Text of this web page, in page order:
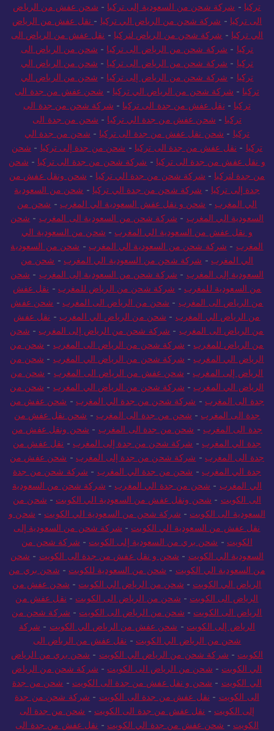
تركيا - شركة شحن من السعودية إلى تركيا - شحن عفش من الرياض
الى تركيا - شركة شحن من الرياض الي تركيا - نقل عفش من الرياض
الي تركيا - شركة شحن من الرياض لتركيا - نقل عفش من الرياض الى
تركيا - شركة شحن من الرياض الى تركيا - شحن من الرياض الى
تركيا - شركة شحن من الرياض الى تركيا - شحن من الرياض الي
تركيا - شركة شحن من الرياض إلى تركيا - شحن من الرياض الي
تركيا - شركة شحن من الرياض الي تركيا - شحن عفش من جدة الى
تركيا - نقل عفش من جدة الى تركيا - شركة شحن من جدة الى
تركيا - شحن عفش من جدة الي تركيا - شحن من جدة الى
تركيا - شحن نقل عفش من جدة الى تركيا - شحن من جدة الي
تركيا - نقل عفش من جدة الى تركيا - شحن من جدة إلى تركيا - شحن
و نقل عفش من جدة الى تركيا - شركة شحن من جدة الى تركيا - شحن
من جدة لتركيا - شركة شحن من جدة الي تركيا - شحن ونقل عفش من
جدة إلى تركيا - شركة شحن من جدة الي تركيا - شحن من السعودية
الي المغرب - شحن و نقل عفش السعودية الي المغرب - شحن من
السعودية الي المغرب - شركة شحن من السعودية الى المغرب - شحن
و نقل عفش من السعودية الي المغرب - شحن من السعودية الي
المغرب - شركة شحن من السعودية الي المغرب - شحن من السعودية
الي المغرب - شركة شحن من السعودية الي المغرب - شحن من
السعودية إلى المغرب - شركة شحن من السعودية إلى المغرب - شحن
من السعودية للمغرب - شركة شحن من الرياض للمغرب - نقل عفش
من الرياض الى المغرب - شحن من الرياض الى المغرب - شحن عفش
من الرياض الي المغرب - شحن من الرياض الي المغرب - نقل عفش
من الرياض الى المغرب - شركة شحن من الرياض إلى المغرب - شحن
من الرياض للمغرب - شركة شحن من الرياض الى المغرب - شحن من
الرياض الي المغرب - شركة شحن من الرياض الي المغرب - شحن من
الرياض إلى المغرب - شحن عفش من الرياض الى المغرب - شحن من
الرياض الي المغرب - شركة شحن من الرياض الي المغرب - شحن من
جدة الى المغرب - شركة شحن من جدة الي المغرب - شحن عفش من
جدة الى المغرب - شحن من جدة الى المغرب - شحن نقل عفش من
جدة الى المغرب - شحن من جدة الى المغرب - شحن ونقل عفش من
جدة الي المغرب - شركة شحن من جدة إلى المغرب - نقل عفش من
جدة الى المغرب - شركة شحن من جدة إلى المغرب - شحن عفش من
جدة الي المغرب - شحن من جدة الي المغرب - شركة شحن من جدة
الي المغرب - شحن من جدة الي المغرب - شركة شحن من السعودية
الى الكويت - شحن ونقل عفش من السعودية الي الكويت - شحن من
السعودية الى الكويت - شركة شحن من السعودية الي الكويت - شحن و
نقل عفش من السعودية الي الكويت - شركة شحن من السعودية إلى
الكويت - شحن بري من السعودية إلى الكويت - شركة شحن من
السعودية الي الكويت - شحن و نقل عفش من جدة الى الكويت - شحن
من السعودية الي الكويت - شحن من السعودية للكويت - شحن بري من
الرياض الي الكويت - شحن من الرياض الي الكويت - شحن عفش من
الرياض الى الكويت - شحن من الرياض الى الكويت - نقل عفش من
الرياض الى الكويت - شحن من الرياض الى الكويت - شركة شحن من
الرياض إلى الكويت - شحن عفش من الرياض الي الكويت - شركة
شحن من الرياض الي الكويت - نقل عفش من الرياض الى
الكويت - شركة شحن من الرياض الي الكويت - شحن بري من الرياض
الي الكويت - شحن من الرياض الى الكويت - شركة شحن من الرياض
الي الكويت - شحن و نقل عفش من جدة الى الكويت - شحن من جدة
الى الكويت - نقل عفش من جدة الى الكويت - شركة شحن من جدة
إلى الكويت - نقل عفش من جدة الى الكويت - شحن من جدة الى
الكويت - شحن عفش من جدة الي الكويت - نقل عفش من جدة الى